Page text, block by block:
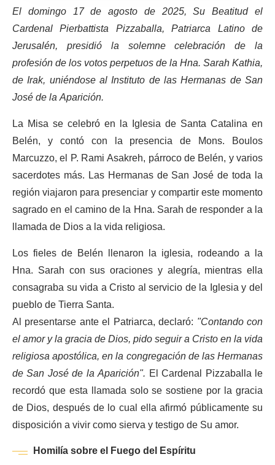
El domingo 17 de agosto de 2025, Su Beatitud el
Cardenal Pierbattista Pizzaballa, Patriarca Latino de
Jerusalén, presidió la solemne celebración de la
profesión de los votos perpetuos de la Hna. Sarah Kathia,
de Irak, uniéndose al Instituto de las Hermanas de San
José de la Aparición.
La Misa se celebró en la Iglesia de Santa Catalina en
Belén, y contó con la presencia de Mons. Boulos
Marcuzzo, el P. Rami Asakreh, párroco de Belén, y varios
sacerdotes más. Las Hermanas de San José de toda la
región viajaron para presenciar y compartir este momento
sagrado en el camino de la Hna. Sarah de responder a la
llamada de Dios a la vida religiosa.
Los fieles de Belén llenaron la iglesia, rodeando a la
Hna. Sarah con sus oraciones y alegría, mientras ella
consagraba su vida a Cristo al servicio de la Iglesia y del
pueblo de Tierra Santa.
Al presentarse ante el Patriarca, declaró: "Contando con
el amor y la gracia de Dios, pido seguir a Cristo en la vida
religiosa apostólica, en la congregación de las Hermanas
de San José de la Aparición". El Cardenal Pizzaballa le
recordó que esta llamada solo se sostiene por la gracia
de Dios, después de lo cual ella afirmó públicamente su
disposición a vivir como sierva y testigo de Su amor.
Homilía sobre el Fuego del Espíritu